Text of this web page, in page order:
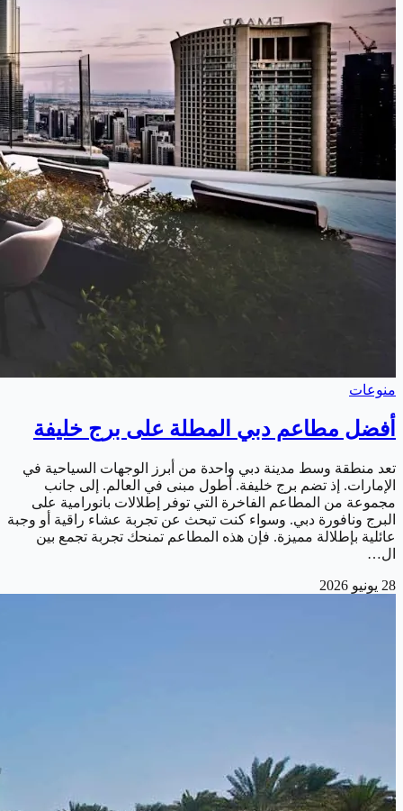
منوعات
أفضل مطاعم دبي المطلة على برج خليفة
تعد منطقة وسط مدينة دبي واحدة من أبرز الوجهات السياحية في
الإمارات. إذ تضم برج خليفة. أطول مبنى في العالم. إلى جانب
مجموعة من المطاعم الفاخرة التي توفر إطلالات بانورامية على
البرج ونافورة دبي. وسواء كنت تبحث عن تجربة عشاء راقية أو وجبة
عائلية بإطلالة مميزة. فإن هذه المطاعم تمنحك تجربة تجمع بين
ال…
28 يونيو 2026